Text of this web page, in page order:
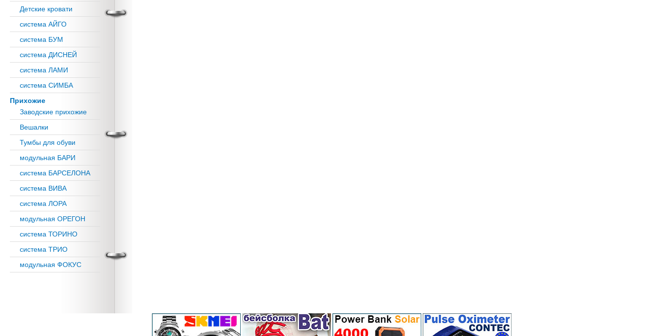
Детские кровати
система АЙГО
система БУМ
система ДИСНЕЙ
система ЛАМИ
система СИМБА
Прихожие
Заводские прихожие
Вешалки
Тумбы для обуви
модульная БАРИ
система БАРСЕЛОНА
система ВИВА
система ЛОРА
модульная ОРЕГОН
система ТОРИНО
система ТРИО
модульная ФОКУС